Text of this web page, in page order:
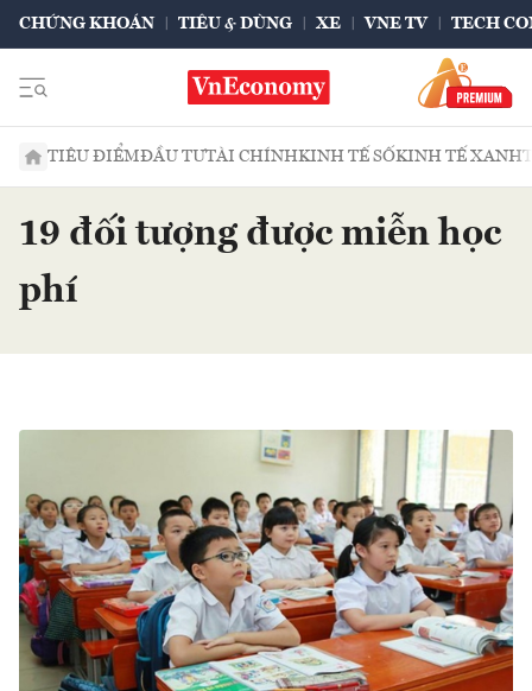
CHỨNG KHOÁN TIÊU & DÙNG XE VNE TV TECH
TIÊU ĐIỂMĐẦU TƯTÀI CHÍNHKINH TẾ SỐKINH TẾ XANH
19 đối tượng được miễn học
phí